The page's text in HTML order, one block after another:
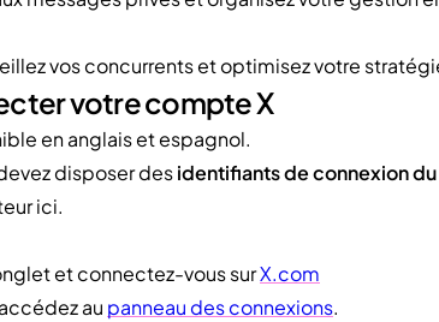
vos concurrents et optimisez votre
votre compte X
en anglais et espagnol.
disposer desidentifiants de connexion
ici.
et connectez-vous surX.com
au panneau des connexions.